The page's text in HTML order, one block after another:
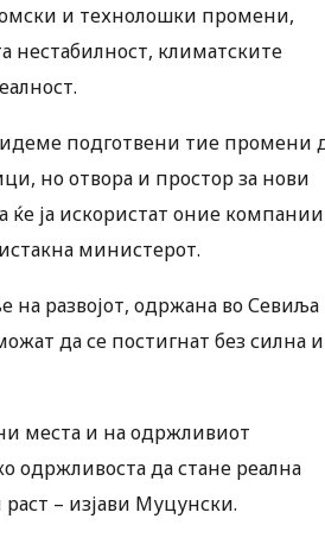
и технолошки промени,
нестабилност, климатските
подготвени тие промени
но отвора и простор за нови
ја искористат оние компании
министерот.
на развојот, одржана во Севиља
да се постигнат без силна и
места и на одржливиот
одржливоста да стане реална
– изјави Муцунски.